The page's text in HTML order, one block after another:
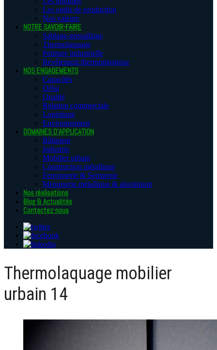
Les outils de production
Nos valeurs
NOTRE SAVOIR-FAIRE
Sablage-grenaillage
Thermolaquage
Peinture industrielle
Revêtement thermoplastique
NOS ENGAGEMENTS
Capacités
Délai
Qualité
Relation commerciale
Logistique
Environnement
DOMAINES D’APPLICATION
Bâtiment
Industrie
Mobilier urbain
Construction métallique
Ferronnerie & Serrurerie
Menuiserie métallique & aluminium
Nos réalisations
Blog & Actualités
Contactez-nous
Thermolaquage mobilier
urbain 14